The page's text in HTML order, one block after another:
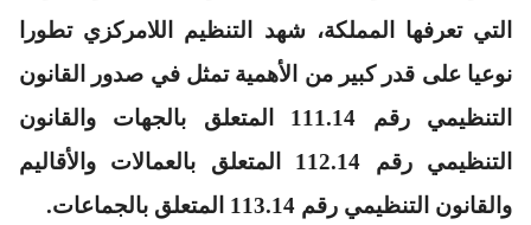
التي تعرفها المملكة، شهد التنظيم اللامركزي تطورا
نوعيا على قدر كبير من الأهمية تمثل في صدور القانون
التنظيمي رقم 111.14 المتعلق بالجهات والقانون
التنظيمي رقم 112.14 المتعلق بالعمالات والأقاليم
والقانون التنظيمي رقم 113.14 المتعلق بالجماعات.